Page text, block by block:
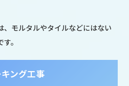
、モルタルやタイルなどにはない
。
ング工事